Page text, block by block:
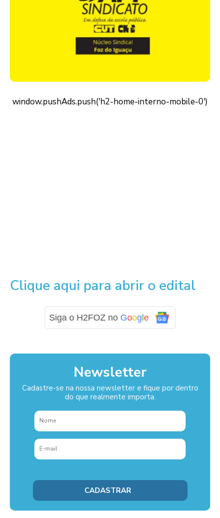
Clique aqui para abrir o edital
Siga o H2FOZ no Goog e
Newsletter
Cadastre-se na nossa newsletter e fique por dentro
do que realmente importa.